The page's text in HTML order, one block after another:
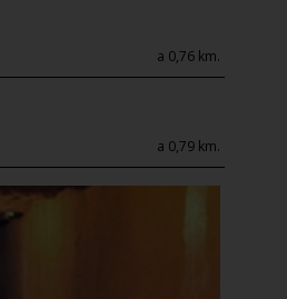
a 0,76 km.
a 0,79 km.